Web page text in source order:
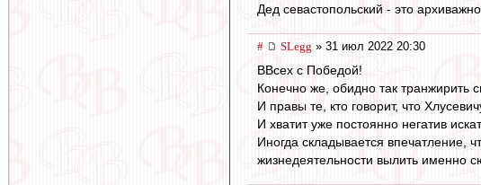
Дед севастопольский - это архиважно.
# SLegg » 31 июл 2022 20:30
ВВсех с Победой!
Конечно же, обидно так транжирить
И правы те, кто говорит, что
И хватит уже постоянно негатив
Иногда складывается впечатление,
жизнедеятельности вылить именно